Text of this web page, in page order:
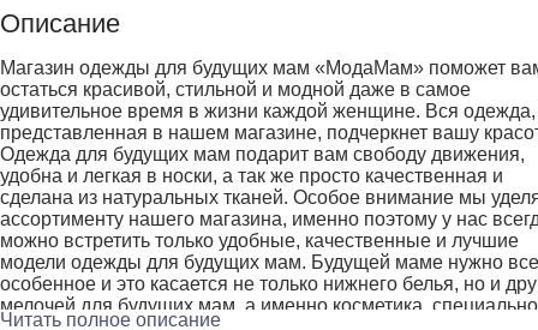
Описание
Магазин одежды для будущих мам «МодаМам» поможет
остаться красивой, стильной и модной даже в самое
удивительное время в жизни каждой женщине. Вся одежда,
представленная в нашем магазине, подчеркнет вашу
Одежда для будущих мам подарит вам свободу движения,
удобна и легкая в носки, а так же просто качественная и
сделана из натуральных тканей. Особое внимание мы
ассортименту нашего магазина, именно поэтому у нас
можно встретить только удобные, качественные и лучшие
модели одежды для будущих мам. Будущей маме нужно все
особенное и это касается не только нижнего белья, но и
мелочей для будущих мам, а именно косметика,
Читать полное описание